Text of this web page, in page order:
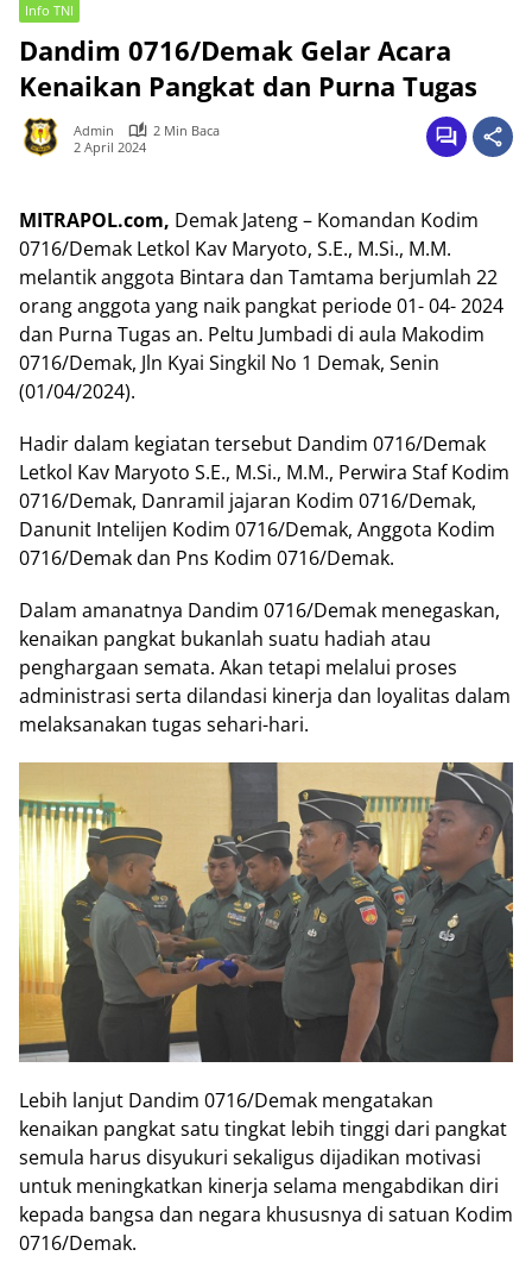
Info TNI
Dandim 0716/Demak Gelar Acara
Kenaikan Pangkat dan Purna Tugas
Admin
2 Min Baca
2 April 2024
MITRAPOL.com, Demak Jateng – Komandan Kodim
0716/Demak Letkol Kav Maryoto, S.E., M.Si., M.M.
melantik anggota Bintara dan Tamtama berjumlah 22
orang anggota yang naik pangkat periode 01- 04- 2024
dan Purna Tugas an. Peltu Jumbadi di aula Makodim
0716/Demak, Jln Kyai Singkil No 1 Demak, Senin
(01/04/2024).
Hadir dalam kegiatan tersebut Dandim 0716/Demak
Letkol Kav Maryoto S.E., M.Si., M.M., Perwira Staf Kodim
0716/Demak, Danramil jajaran Kodim 0716/Demak,
Danunit Intelijen Kodim 0716/Demak, Anggota Kodim
0716/Demak dan Pns Kodim 0716/Demak.
Dalam amanatnya Dandim 0716/Demak menegaskan,
kenaikan pangkat bukanlah suatu hadiah atau
penghargaan semata. Akan tetapi melalui proses
administrasi serta dilandasi kinerja dan loyalitas dalam
melaksanakan tugas sehari-hari.
Lebih lanjut Dandim 0716/Demak mengatakan
kenaikan pangkat satu tingkat lebih tinggi dari pangkat
semula harus disyukuri sekaligus dijadikan motivasi
untuk meningkatkan kinerja selama mengabdikan diri
kepada bangsa dan negara khususnya di satuan Kodim
0716/Demak.